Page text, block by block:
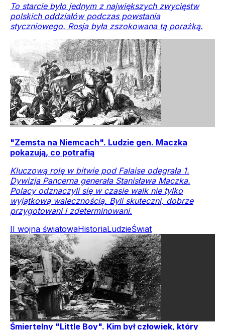
To starcie było jednym z największych zwycięstw
polskich oddziałów podczas powstania
styczniowego. Rosja była zszokowana tą porażką.
"Zemsta na Niemcach". Ludzie gen. Maczka
pokazują, co potrafią
Kluczową rolę w bitwie pod Falaise odegrała 1.
Dywizja Pancerna generała Stanisława Maczka.
Polacy odznaczyli się w czasie walk nie tylko
wyjątkową walecznością. Byli skuteczni, dobrze
przygotowani i zdeterminowani.
II wojna światowaHistoriaLudzieŚwiat
Śmiertelny "Little Boy". Kim był człowiek, który